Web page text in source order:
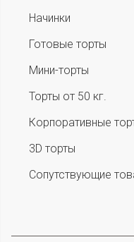
Начинки
Готовые торты
Мини-торты
Торты от 50 кг.
Корпоративные
3D торты
Сопутствующие